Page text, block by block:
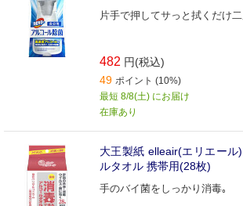
片手で押してサっと拭くだけ
482 円(税込)
49 ポイント (10%)
最短 8/8(土) にお届け
在庫あり
大王製紙 elleair(エリエール
ルタオル 携帯用(28枚)
手のバイ菌をしっかり消毒｡